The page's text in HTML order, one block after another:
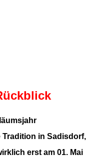
Tradition in Sadisdorf,
erst am 01. Mai